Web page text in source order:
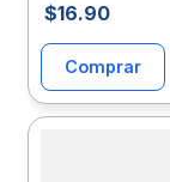
$16.90
Comprar